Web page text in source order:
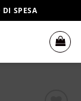
SPESA